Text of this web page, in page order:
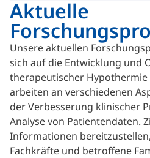
Aktuelle
Unsere aktuellen
sich auf die Entwicklung und
therapeutischer
arbeiten an verschiedenen
der Verbesserung klinischer
Analyse von Patientendaten.
Informationen
Fachkräfte und betroffene